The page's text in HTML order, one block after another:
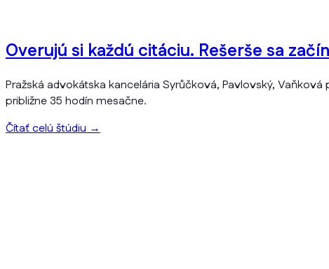
Overujú si každú citáciu. Rešerše sa
Pražská advokátska kancelária Syrůčková, Pavlovský,
približne 35 hodín mesačne.
Čítať celú štúdiu→